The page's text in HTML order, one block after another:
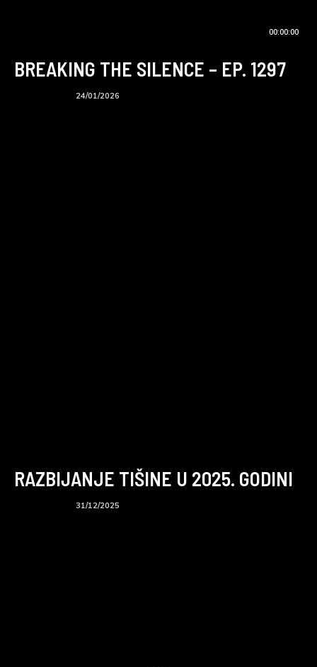
00:00:00
BREAKING THE SILENCE – EP. 1297
24/01/2026
RAZBIJANJE TIŠINE U 2025. GODINI
31/12/2025